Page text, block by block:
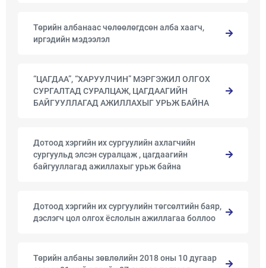
Төрийн албанаас чөлөөлөгдсөн алба хаагч,
иргэдийн мэдээлэл
“ЦАГДАА”, “ХАРУУЛЧИН” МЭРГЭЖИЛ ОЛГОХ
СУРГАЛТАД СУРАЛЦАЖ, ЦАГДААГИЙН
БАЙГУУЛЛАГАД АЖИЛЛАХЫГ УРЬЖ БАЙНА
Дотоод хэргийн их сургуулийн ахлагчийн
сургуульд элсэн суралцаж , цагдаагийн
байгууллагад ажиллахыг урьж байна
Дотоод хэргийн их сургуулийн төгсөлтийн баяр,
дэслэгч цол олгох ёслолын ажиллагаа боллоо
Төрийн албаны зөвлөлийн 2018 оны 10 дугаар